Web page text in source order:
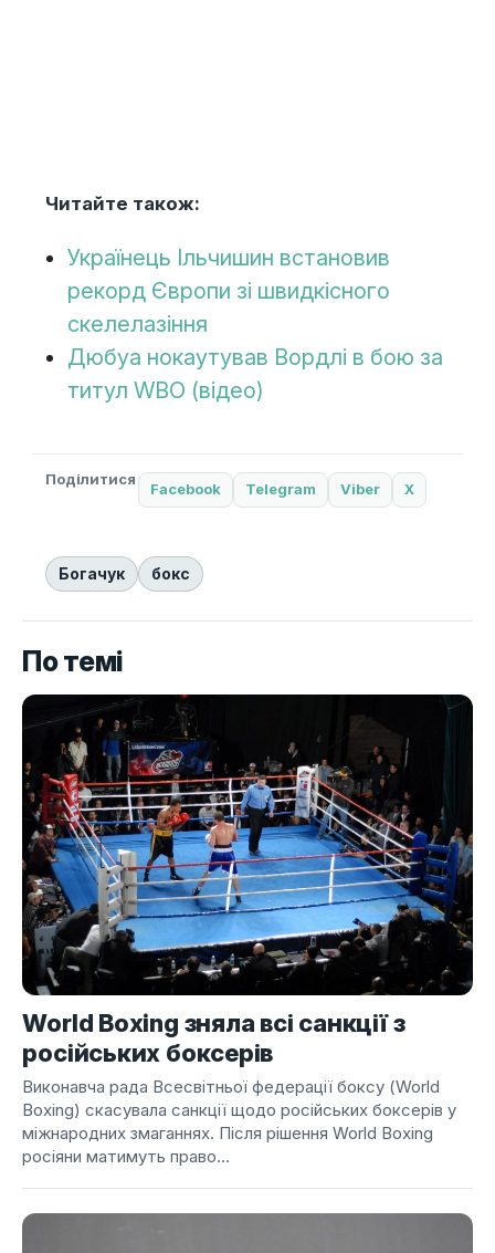
Читайте також:
Українець Ільчишин встановив
рекорд Європи зі швидкісного
скелелазіння
Дюбуа нокаутував Вордлі в бою за
титул WBO (відео)
Поділитися
Facebook Telegram Viber X
Богачук бокс
По темі
World Boxing зняла всі санкції з
російських боксерів
Виконавча рада Всесвітньої федерації боксу (World
Boxing) скасувала санкції щодо російських боксерів у
міжнародних змаганнях. Після рішення World Boxing
росіяни матимуть право...